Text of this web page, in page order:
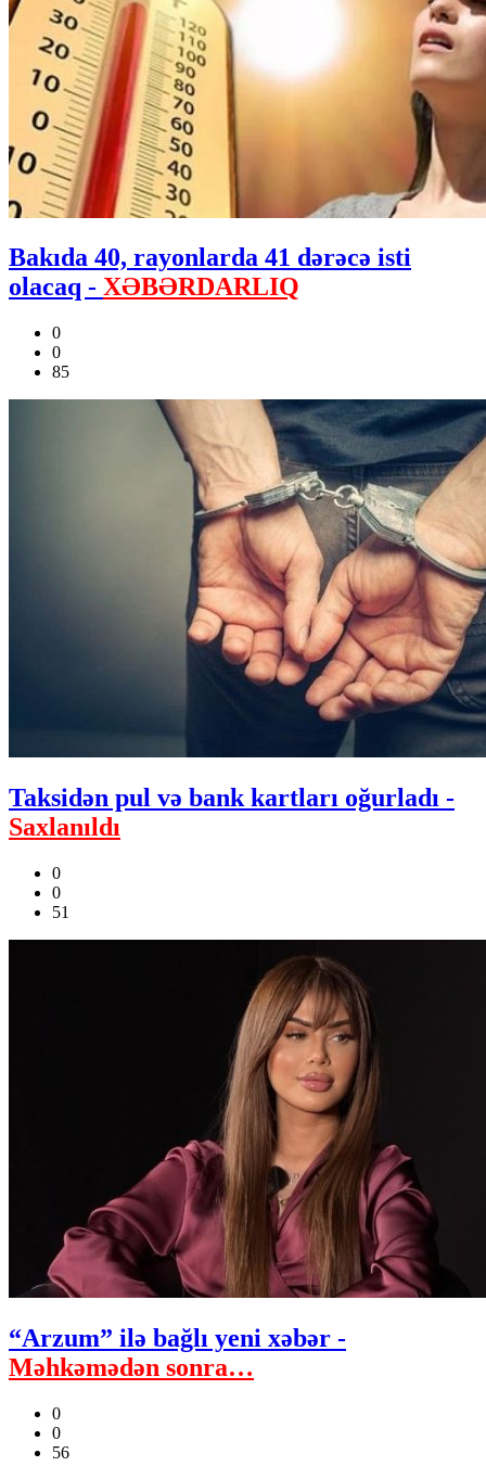
Bakıda 40, rayonlarda 41 dərəcə isti
olacaq - XƏBƏRDARLIQ
0
0
85
Taksidən pul və bank kartları oğurladı -
Saxlanıldı
0
0
51
“Arzum” ilə bağlı yeni xəbər -
Məhkəmədən sonra…
0
0
56